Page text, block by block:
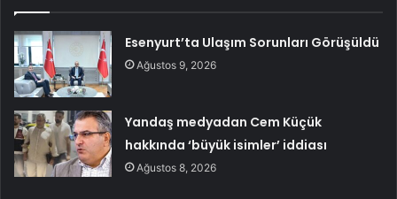
Esenyurt’ta Ulaşım Sorunları Görüşüldü
Ağustos 9, 2026
Yandaş medyadan Cem Küçük
hakkında ‘büyük isimler’ iddiası
Ağustos 8, 2026